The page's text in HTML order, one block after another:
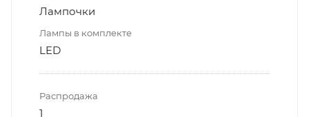
Лампочки
Лампы в комплекте
LED
Распродажа
1